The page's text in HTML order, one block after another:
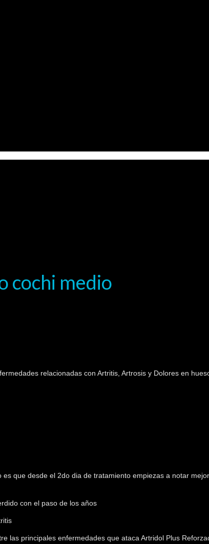
cochi medio
relacionadas con Artritis, Artrosis y Dolores en
que desde el 2do dia de tratamiento empiezas a notar
con el paso de los años
las principales enfermedades que ataca Artridol Plus